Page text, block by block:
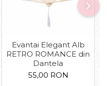
Evantai Elegant Alb
RETRO ROMANCE din
Dantela
55,00 RON